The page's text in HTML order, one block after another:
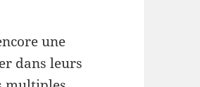
une
dans leurs